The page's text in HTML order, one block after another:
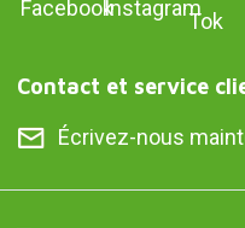
Contact et service
Écrivez-nous